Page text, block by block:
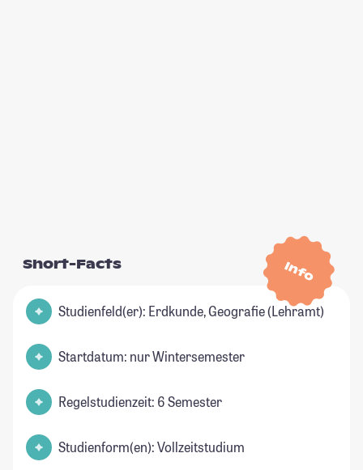
Info
Short-Facts
Studienfeld(er): Erdkunde, Geografie (Lehramt)
Startdatum: nur Wintersemester
Regelstudienzeit: 6 Semester
Studienform(en): Vollzeitstudium